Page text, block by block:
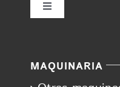
Toggle
MAQUINARIA